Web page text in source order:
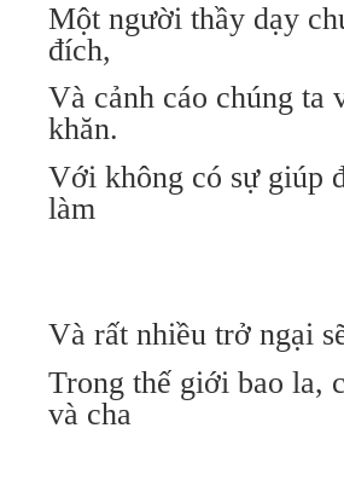
Một người thầy dạy
đích,
Và cảnh cáo chúng ta
khăn.
Với không có sự giúp
làm
Và rất nhiều trở ngại
Trong thế giới bao la,
và cha